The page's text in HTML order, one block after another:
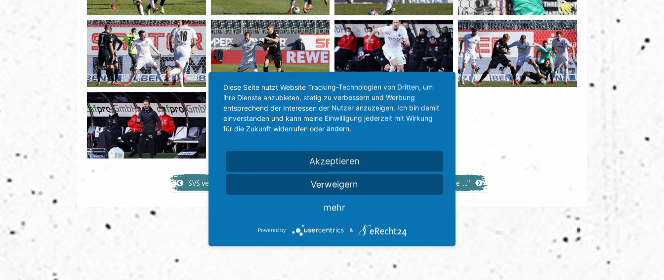
SVS verspielt Führung und verl ...“ Zurück Michael Schiele als SVS-Traine ...“
Diese Seite nutzt Website Tracking-Technologien von Dritten, um
ihre Dienste anzubieten, stetig zu verbessern und Werbung
entsprechend der Interessen der Nutzer anzuzeigen. Ich bin damit
einverstanden und kann meine Einwilligung jederzeit mit Wirkung
für die Zukunft widerrufen oder ändern.
Akzeptieren
Verweigern
mehr
Powered by &